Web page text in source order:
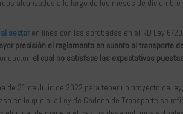
alcanzados a lo largo de los meses de diciembre
sectoren línea con las aprobadas en el RD Ley 6/
precisión el reglamento en cuanto al transporte de
el cual no satisface las expectativas
de 31 de Julio de 2022 para tener un proyecto de ley,
en lo que a la Ley de Cadena de Transporte se